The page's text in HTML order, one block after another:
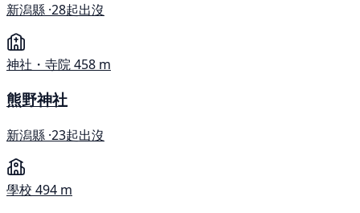
新潟縣 ·28起出沒
神社・寺院458 m
熊野神社
新潟縣 ·23起出沒
學校 494 m